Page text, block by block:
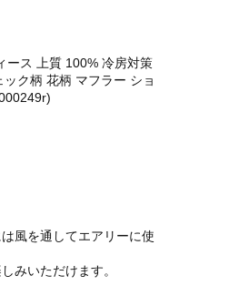
ース 上質 100% 冷房対策
ク柄 花柄 マフラー ショ
風を通してエアリーに使
みいただけます。